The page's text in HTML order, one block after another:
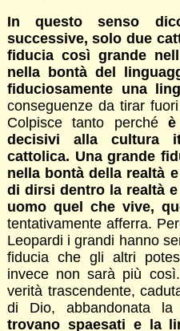
In questo senso
successive, solo due
fiducia così grande
nella bontà del
fiduciosamente una
conseguenze da tirar
Colpisce tanto perché
decisivi alla cultura
cattolica. Una grande
nella bontà della realtà
di dirsi dentro la realtà
uomo quel che vive,
tentativamente afferra.
Leopardi i grandi hanno
fiducia che gli altri
invece non sarà più
verità trascendente,
di Dio, abbandonata
trovano spaesati e la